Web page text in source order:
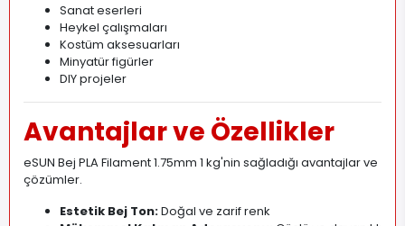
Sanat eserleri
Heykel çalışmaları
Kostüm aksesuarları
Minyatür figürler
DIY projeler
Avantajlar ve Özellikler
eSUN Bej PLA Filament 1.75mm 1 kg'nin sağladığı avantajlar ve
çözümler.
Estetik Bej Ton:Doğal ve zarif renk